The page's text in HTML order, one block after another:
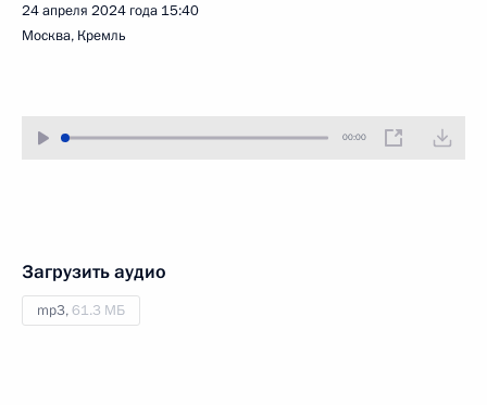
24 апреля 2024 года 15:40
Москва, Кремль
00:00
Загрузить аудио
mp3,61.3 МБ